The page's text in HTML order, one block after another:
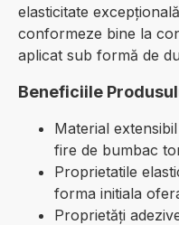
elasticitate
conformeze bine la
aplicat sub formă de
Beneficiile
Material
fire de bumbac
Proprietatile
forma initiala
Proprietăți